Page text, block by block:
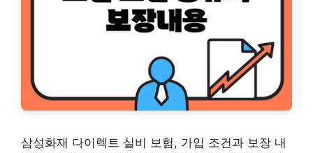
삼성화재 다이렉트 실비 보험, 가입 조건과 보장 내